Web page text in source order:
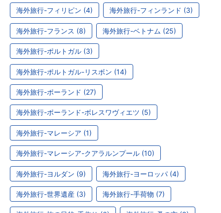
海外旅行-フィリピン (4) 海外旅行-フィンランド (3)
海外旅行-フランス (8) 海外旅行-ベトナム (25)
海外旅行-ポルトガル (3)
海外旅行-ポルトガル-リスボン (14)
海外旅行-ポーランド (27)
海外旅行-ポーランド-ボレスワヴィエツ (5)
海外旅行-マレーシア (1)
海外旅行-マレーシア-クアラルンプール (10)
海外旅行-ヨルダン (9) 海外旅行-ヨーロッパ (4)
海外旅行-世界遺産 (3) 海外旅行-手荷物 (7)